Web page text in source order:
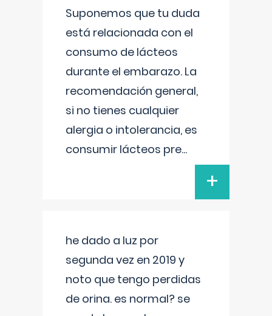
Suponemos que tu duda
está relacionada con el
consumo de lácteos
durante el embarazo. La
recomendación general,
si no tienes cualquier
alergia o intolerancia, es
consumir lácteos pre...
+
he dado a luz por
segunda vez en 2019 y
noto que tengo perdidas
de orina. es normal? se